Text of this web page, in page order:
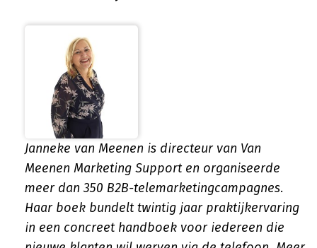
Janneke van Meenen is directeur van Van
Meenen Marketing Support en organiseerde
meer dan 350 B2B-telemarketingcampagnes.
Haar boek bundelt twintig jaar praktijkervaring
in een concreet handboek voor iedereen die